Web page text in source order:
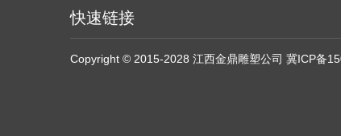
快速链接
Copyright © 2015-2028 江西金鼎雕塑公司 冀ICP备